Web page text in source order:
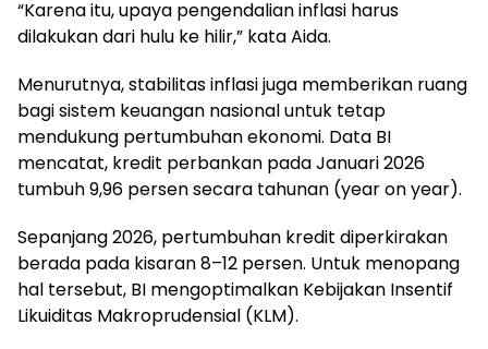
“Karena itu, upaya pengendalian inflasi harus
dilakukan dari hulu ke hilir,” kata Aida.
Menurutnya, stabilitas inflasi juga memberikan ruang
bagi sistem keuangan nasional untuk tetap
mendukung pertumbuhan ekonomi. Data BI
mencatat, kredit perbankan pada Januari 2026
tumbuh 9,96 persen secara tahunan (year on year).
Sepanjang 2026, pertumbuhan kredit diperkirakan
berada pada kisaran 8–12 persen. Untuk menopang
hal tersebut, BI mengoptimalkan Kebijakan Insentif
Likuiditas Makroprudensial (KLM).